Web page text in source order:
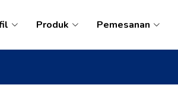
Produk Pemesanan